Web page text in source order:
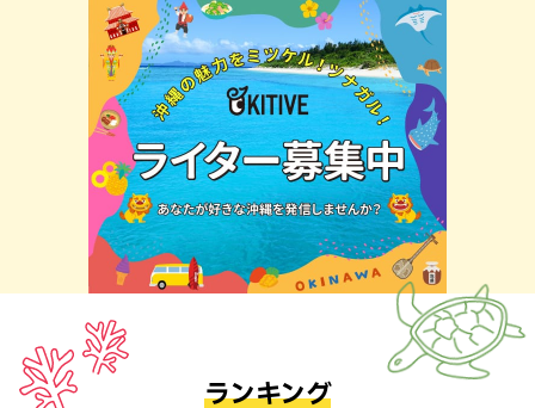
ランキング